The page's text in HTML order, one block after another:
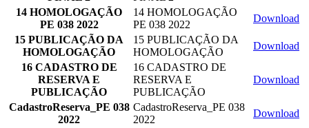
14 HOMOLOGAÇÃO
PE 038 2022
14 HOMOLOGAÇÃO
PE 038 2022
Download
15 PUBLICAÇÃO DA
HOMOLOGAÇÃO
15 PUBLICAÇÃO DA
HOMOLOGAÇÃO
Download
16 CADASTRO DE
RESERVA E
PUBLICAÇÃO
16 CADASTRO DE
RESERVA E
PUBLICAÇÃO
Download
CadastroReserva_PE 038
2022
CadastroReserva_PE 038
2022
Download